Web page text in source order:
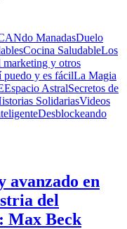
ManadasDuelo
Cocina SaludableLos
marketing y otros
puedo y es fácilLa Magia
Espacio AstralSecretos de
SolidariasVideos
Desblockeando
avanzado en
del
Max Beck